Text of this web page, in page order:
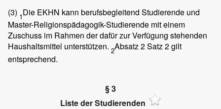
(3) 1Die EKHN kann berufsbegleitend Studierende und
Master-Religionspädagogik-Studierende mit einem
Zuschuss im Rahmen der dafür zur Verfügung stehenden
Haushaltsmittel unterstützen. 2Absatz 2 Satz 2 gilt
entsprechend.
§ 3
Liste der Studierenden